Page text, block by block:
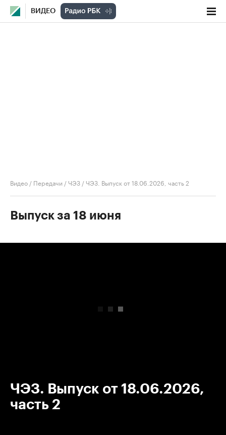
ВИДЕО
Видео / Передачи /ЧЭЗ /ЧЭЗ. Выпуск от 18.06.2026, часть 2
Выпуск за 18 июня
ЧЭЗ. Выпуск от 18.06.2026,
часть 2